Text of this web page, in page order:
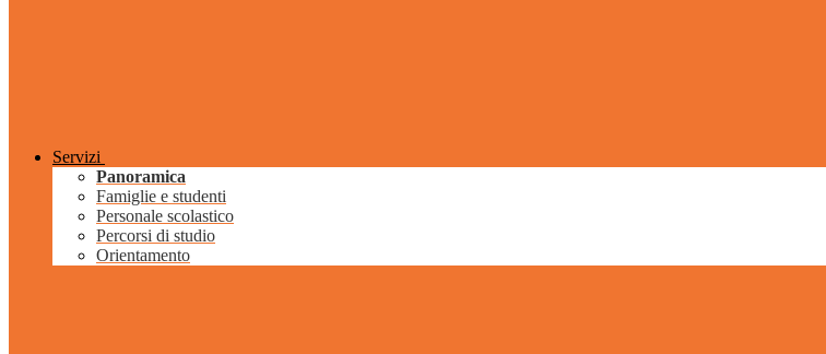
Servizi
Panoramica
Famiglie e studenti
Personale scolastico
Percorsi di studio
Orientamento